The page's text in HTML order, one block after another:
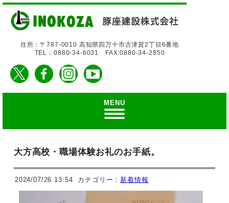
住所：〒787-0010 高知県四万十市古津賀2丁目6番地
TEL：0880-34-6031 FAX:0880-34-2850
MENU
大方高校・職場体験お礼のお手紙。
2024/07/26 13:54 カテゴリー： 新着情報